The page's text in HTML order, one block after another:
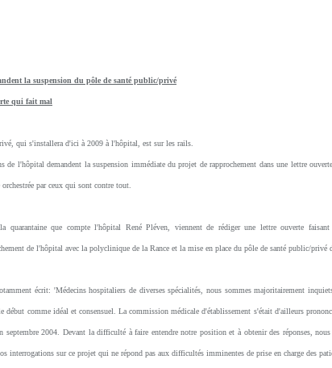
la suspension du pôle de santé public/privé
qui fait mal
qui s'installera d'ici à 2009 à l'hôpital, est sur les rails.
de l'hôpital demandent la suspension immédiate du projet de rapprochement dans une lettre
par ceux qui sont contre tout.
quarantaine que compte l'hôpital René Pléven, viennent de rédiger une lettre ouverte
de l'hôpital avec la polyclinique de la Rance et la mise en place du pôle de santé public/privé
écrit: 'Médecins hospitaliers de diverses spécialités, nous sommes majoritairement
début comme idéal et consensuel. La commission médicale d'établissement s'était d'ailleurs
septembre 2004. Devant la difficulté à faire entendre notre position et à obtenir des réponses,
interrogations sur ce projet qui ne répond pas aux difficultés imminentes de prise en charge des